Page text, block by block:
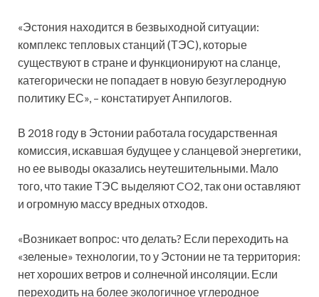
«Эстония находится в безвыходной ситуации:
комплекс тепловых станций (ТЭС), которые
существуют в стране и функционируют на сланце,
категорически не попадает в новую безуглеродную
политику ЕС», – констатирует Анпилогов.
В 2018 году в Эстонии работала государственная
комиссия, искавшая будущее у сланцевой энергетики,
но ее выводы оказались неутешительными. Мало
того, что такие ТЭС выделяют CO2, так они оставляют
и огромную массу вредных отходов.
«Возникает вопрос: что делать? Если переходить на
«зеленые» технологии, то у Эстонии не та территория:
нет хороших ветров и солнечной инсоляции. Если
переходить на более экологичное углеродное